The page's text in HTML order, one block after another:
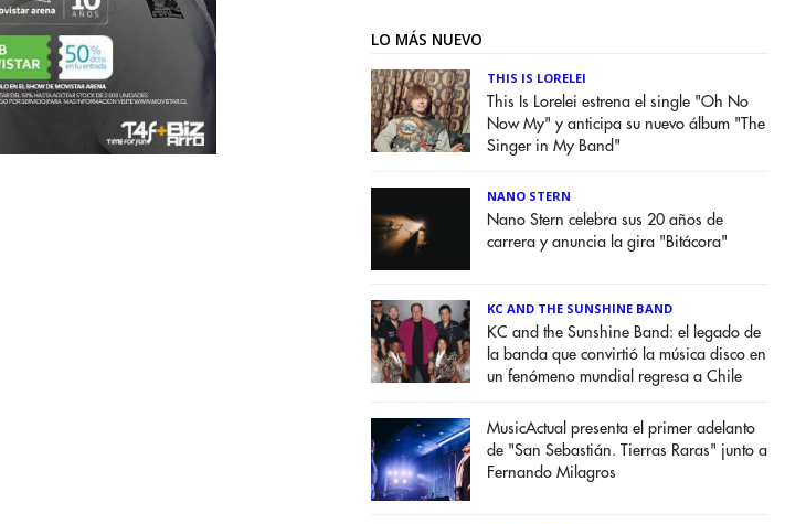
LO MÁS NUEVO
THIS IS LORELEI
This Is Lorelei estrena el single "Oh No
Now My" y anticipa su nuevo álbum "The
Singer in My Band"
NANO STERN
Nano Stern celebra sus 20 años de
carrera y anuncia la gira "Bitácora"
KC AND THE SUNSHINE BAND
KC and the Sunshine Band: el legado de
la banda que convirtió la música disco en
un fenómeno mundial regresa a Chile
MusicActual presenta el primer adelanto
de "San Sebastián. Tierras Raras" junto a
Fernando Milagros